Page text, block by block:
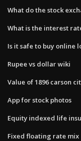
What do the stock
What is the interest
Is it safe to buy online
Rupee vs dollar wiki
Value of 1896 carson
App for stock photos
Equity indexed life
Fixed floating rate mix